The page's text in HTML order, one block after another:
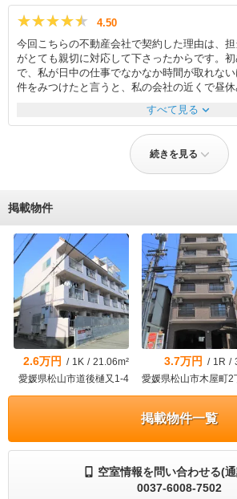
たが、詳細をメールでその都度教えて下さり
の連絡も早急に契約書を郵送し、やり取りして
の負担は少なく済んだ。物件のカギの譲渡も
じめ早めに連絡してくださり、長期休暇での
う配慮いただいた。担当者がお休みの日にも
していただいたのでメールのやり取りで明ら
★★★★★
★★★★★ 4.50
今回こちらの不動産会社で契約した理由は、
がとても親切に対応して下さったからです。
で、私が日中の仕事でなかなか時間が取れな
件をみつけたと言うと、私の会社の近くで昼
くれました。物件条件として、駐車場2台分、
整っていること、各自３つの個室とクローゼ
た。後であれも言っておけばよかったと後悔
してみると、条件はクリアし、今まで住んで
ったです。迅速な対応だったので、ありがた
いました。一緒に部屋の採寸するのも手伝って
た。また、初期費用等も抑えれるように、色々
ありがたかったです。
すべて見る expand_more
続きを見る
掲載物件
2.6万円 / 1K / 21.06m²
愛媛県松山市道後樋又1-4
3.7万円 / 1R /
掲載物件一覧
空室情報を問い合わせる(
0037-6008-7502